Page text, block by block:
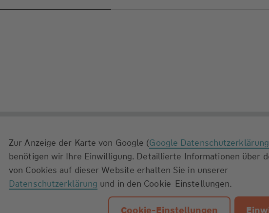
Zur Anzeige der Karte von Google (Google Datenschutzerklärung
benötigen wir Ihre Einwilligung. Detaillierte Informationen über
von Cookies auf dieser Website erhalten Sie in unserer
Datenschutzerklärung und in den Cookie-Einstellungen.
Cookie-Einstellungen